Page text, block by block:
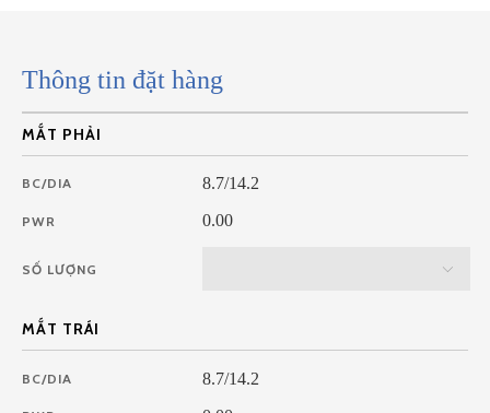
Thông tin đặt hàng
MẮT PHẢI
BC/DIA 8.7/14.2
PWR 0.00
SỐ LƯỢNG
MẮT TRÁI
BC/DIA 8.7/14.2